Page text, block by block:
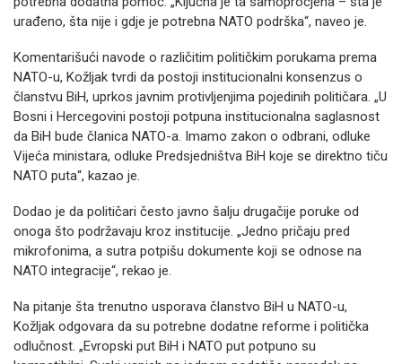
urađeno, šta nije i gdje je potrebna NATO podrška“, naveo je.
Komentarišući navode o različitim političkim porukama prema
NATO-u, Kožljak tvrdi da postoji institucionalni konsenzus o
članstvu BiH, uprkos javnim protivljenjima pojedinih političara. „U
Bosni i Hercegovini postoji potpuna institucionalna saglasnost
da BiH bude članica NATO-a. Imamo zakon o odbrani, odluke
Vijeća ministara, odluke Predsjedništva BiH koje se direktno tiču
NATO puta“, kazao je.
Dodao je da političari često javno šalju drugačije poruke od
onoga što podržavaju kroz institucije. „Jedno pričaju pred
mikrofonima, a sutra potpišu dokumente koji se odnose na
NATO integracije“, rekao je.
Na pitanje šta trenutno usporava članstvo BiH u NATO-u,
Kožljak odgovara da su potrebne dodatne reforme i politička
odlučnost. „Evropski put BiH i NATO put potpuno su